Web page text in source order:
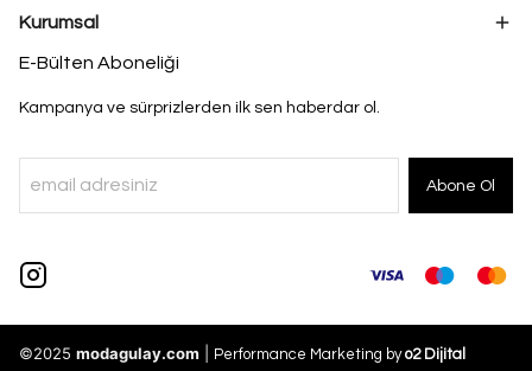
Kurumsal
E-Bülten Aboneliği
Kampanya ve sürprizlerden ilk sen haberdar ol.
Abone Ol
©2025 modagulay.com Performance Marketing byo2 Dijital